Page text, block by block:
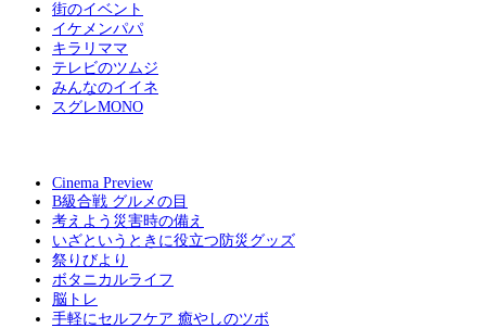
街のイベント
イケメンパパ
キラリママ
テレビのツムジ
みんなのイイネ
スグレMONO
Cinema Preview
B級合戦 グルメの目
考えよう災害時の備え
いざというときに役立つ防災グッズ
祭りびより
ボタニカルライフ
脳トレ
手軽にセルフケア 癒やしのツボ